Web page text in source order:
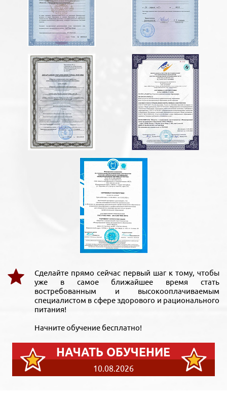
Сделайте прямо сейчас первый шаг к тому, чтобы
уже в самое ближайшее время стать
востребованным и высокооплачиваемым
специалистом в сфере здорового и рационального
питания!
Начните обучение бесплатно!
НАЧАТЬ ОБУЧЕНИЕ
10.08.2026